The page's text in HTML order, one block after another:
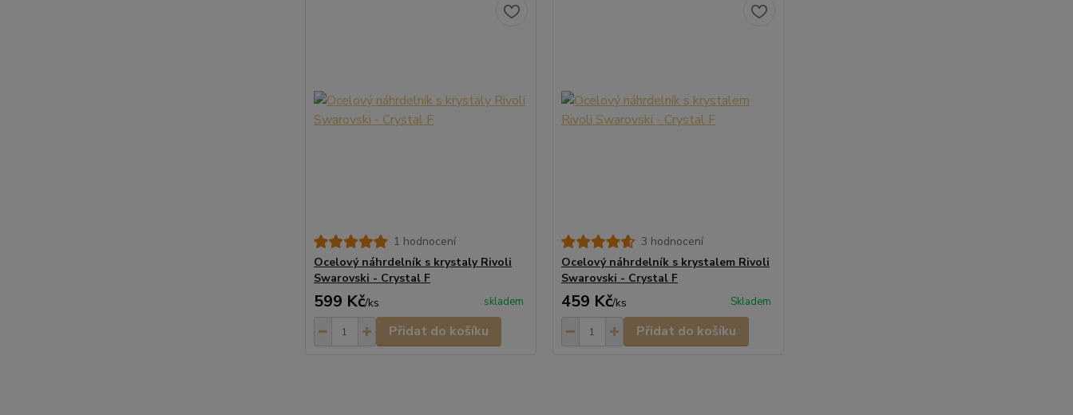
1 hodnocení
Ocelový náhrdelník s krystaly Rivoli
Swarovski - Crystal F
599 Kč/ks skladem
Přidat do košíku
3 hodnocení
Ocelový náhrdelník s krystalem Rivoli
Swarovski - Crystal F
459 Kč/ks Skladem
Přidat do košíku